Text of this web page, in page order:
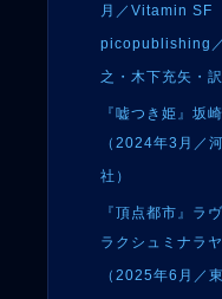
月／Vitamin SF
picopublishing
之・木下充矢・訳
『嘘つき姫』坂
（2024年3月／
社）
『頂点都市』ラ
ラクシュミナラ
（2025年6月／